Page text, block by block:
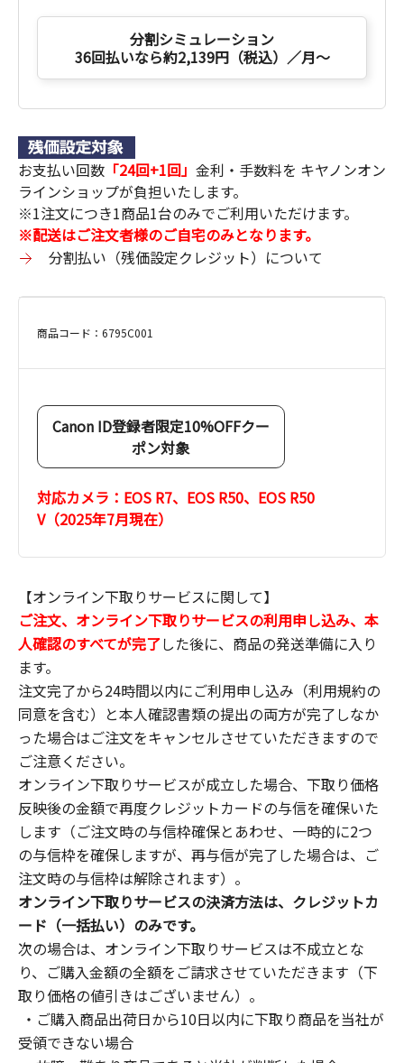
分割シミュレーション
36回払いなら約2,139円（税込）／月～
お支払い回数 「24回+1回」 金利・手数料を キヤノンオン
ラインショップが負担いたします。
※1注文につき1商品1台のみでご利用いただけます。
※配送はご注文者様のご自宅のみとなります。
分割払い（残価設定クレジット）について
商品コード：6795C001
Canon ID登録者限定10%OFFクー
ポン対象
対応カメラ：EOS R7、EOS R50、EOS R50
V（2025年7月現在）
【オンライン下取りサービスに関して】
ご注文、オンライン下取りサービスの利用申し込み、本
人確認のすべてが完了した後に、商品の発送準備に入り
ます。
注文完了から24時間以内にご利用申し込み（利用規約の
同意を含む）と本人確認書類の提出の両方が完了しなか
った場合はご注文をキャンセルさせていただきますので
ご注意ください。
オンライン下取りサービスが成立した場合、下取り価格
反映後の金額で再度クレジットカードの与信を確保いた
します（ご注文時の与信枠確保とあわせ、一時的に2つ
の与信枠を確保しますが、再与信が完了した場合は、ご
注文時の与信枠は解除されます）。
オンライン下取りサービスの決済方法は、クレジットカ
ード（一括払い）のみです。
次の場合は、オンライン下取りサービスは不成立とな
り、ご購入金額の全額をご請求させていただきます（下
取り価格の値引きはございません）。
・ご購入商品出荷日から10日以内に下取り商品を当社が
受領できない場合